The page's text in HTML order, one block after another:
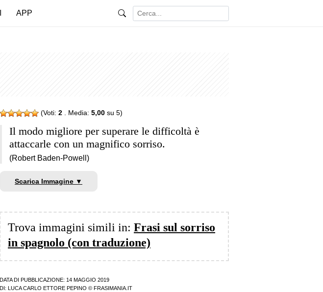
APP
(Voti: 2 . Media: 5,00 su 5)
Il modo migliore per superare le difficoltà è
attaccarle con un magnifico sorriso.
(Robert Baden-Powell)
Scarica Immagine ▼
Trova immagini simili in: Frasi sul sorriso
in spagnolo (con traduzione)
DATA DI PUBBLICAZIONE: 14 MAGGIO 2019
DI:
LUCA CARLO ETTORE PEPINO © FRASIMANIA.IT